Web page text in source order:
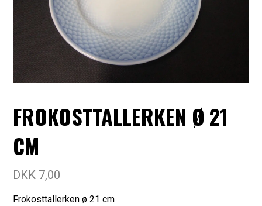
FROKOSTTALLERKEN Ø 21
CM
DKK 7,00
Frokosttallerken ø 21 cm